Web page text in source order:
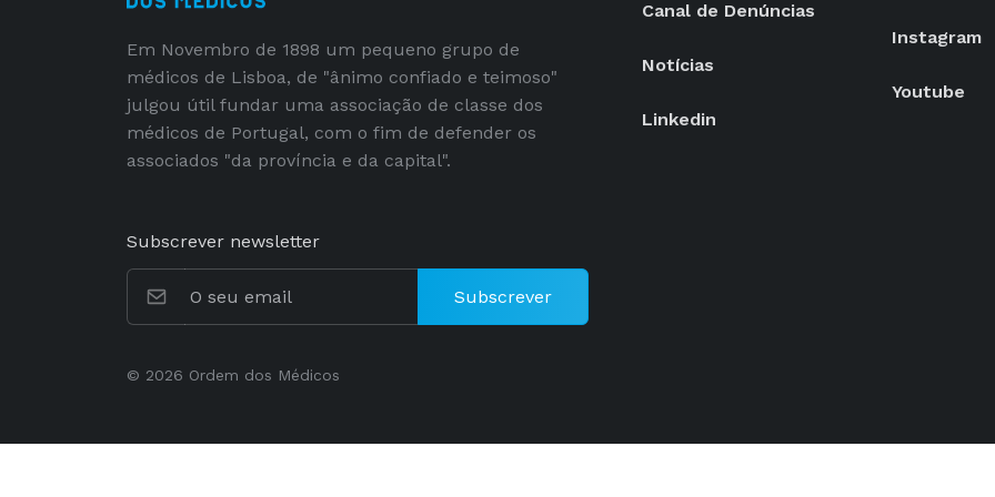
Em Novembro de 1898 um pequeno grupo de
médicos de Lisboa, de "ânimo confiado e teimoso"
julgou útil fundar uma associação de classe dos
médicos de Portugal, com o fim de defender os
associados "da província e da capital".
Subscrever newsletter
Subscrever
Canal de Denúncias
Notícias
Linkedin
Instagram
Youtube
© 2026 Ordem dos Médicos